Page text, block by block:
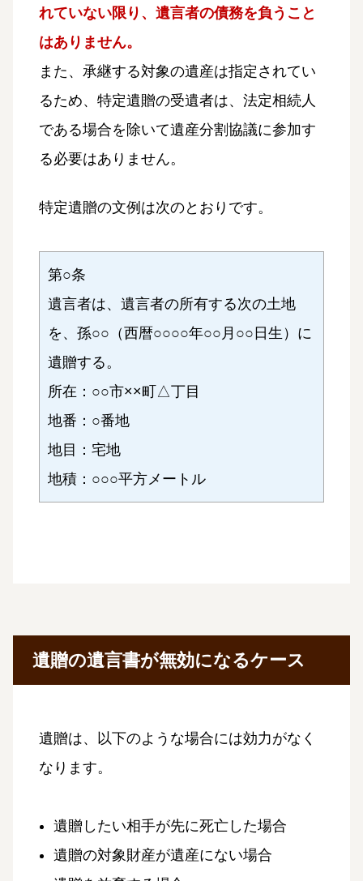
れていない限り、遺言者の債務を負うこと
はありません。
また、承継する対象の遺産は指定されてい
るため、特定遺贈の受遺者は、法定相続人
である場合を除いて遺産分割協議に参加す
る必要はありません。
特定遺贈の文例は次のとおりです。
第○条
遺言者は、遺言者の所有する次の土地
を、孫○○（西暦○○○○年○○月○○日生）に
遺贈する。
所在：○○市××町△丁目
地番：○番地
地目：宅地
地積：○○○平方メートル
遺贈の遺言書が無効になるケース
遺贈は、以下のような場合には効力がなく
なります。
遺贈したい相手が先に死亡した場合
遺贈の対象財産が遺産にない場合